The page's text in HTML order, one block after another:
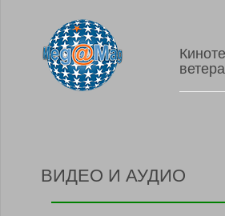
ВИДЕО И АУДИО